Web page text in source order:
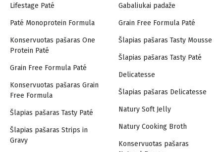
Lifestage Paté
Paté Monoprotein Formula
Konservuotas pašaras One
Protein Paté
Grain Free Formula Paté
Konservuotas pašaras Grain
Free Formula
Šlapias pašaras Tasty Paté
Šlapias pašaras Strips in
Gravy
Gabaliukai padaže
Grain Free Formula Paté
Šlapias pašaras Tasty Mousse
Šlapias pašaras Tasty Paté
Delicatesse
Šlapias pašaras Delicatesse
Natury Soft Jelly
Natury Cooking Broth
Konservuotas pašaras